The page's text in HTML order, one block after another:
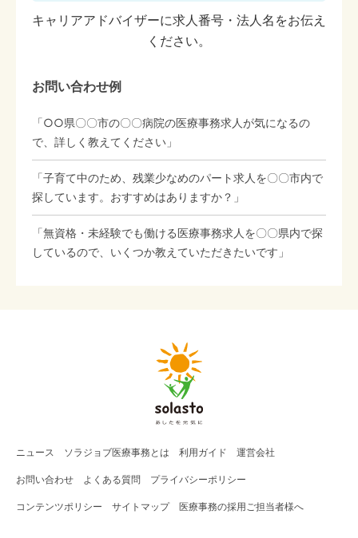
キャリアアドバイザーに求人番号・法人名をお伝え
ください。
お問い合わせ例
「○○県〇〇市の〇〇病院の医療事務求人が気になるの
で、詳しく教えてください」
「子育て中のため、残業少なめのパート求人を〇〇市内で
探しています。おすすめはありますか？」
「無資格・未経験でも働ける医療事務求人を〇〇県内で探
しているので、いくつか教えていただきたいです」
ニュース ソラジョブ医療事務 とは 利用ガイド 運営会社
お問い合わせ よくある質問 プライバシーポリシー
コンテンツポリシー サイトマップ 医療事務の採用ご担当者様へ